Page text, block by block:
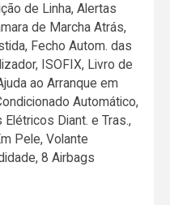
de Linha, Alertas
de Marcha Atrás,
Fecho Autom. das
ISOFIX, Livro de
ao Arranque em
Automático,
Diant. e Tras.,
Pele, Volante
8 Airbags